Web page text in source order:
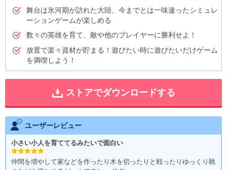
舞台は氷河期が訪れた大陸、今までとは一味違ったシミュレ
ーションゲームが楽しめる
数々の英雄を育て、敵や他のプレイヤーに勝利せよ！
放置で楽々資材が貯まる！遊びたい時に遊びたいだけゲーム
を満喫しよう！
ストアでダウンロードする
ユーザーレビュー
小さい小人を育ててるみたいで面白い
仲間を増やして家などを作ったり木を切ったりと戦ったりゆっくり眺